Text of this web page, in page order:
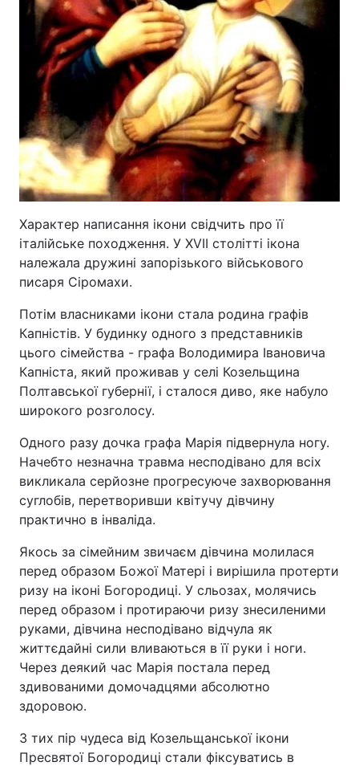
Характер написання ікони свідчить про її
італійське походження. У XVII столітті ікона
належала дружині запорізького військового
писаря Сіромахи.
Потім власниками ікони стала родина графів
Капністів. У будинку одного з представників
цього сімейства - графа Володимира Івановича
Капніста, який проживав у селі Козельщина
Полтавської губернії, і сталося диво, яке набуло
широкого розголосу.
Одного разу дочка графа Марія підвернула ногу.
Начебто незначна травма несподівано для всіх
викликала серйозне прогресуюче захворювання
суглобів, перетворивши квітучу дівчину
практично в інваліда.
Якось за сімейним звичаєм дівчина молилася
перед образом Божої Матері і вирішила протерти
ризу на іконі Богородиці. У сльозах, молячись
перед образом і протираючи ризу знесиленими
руками, дівчина несподівано відчула як
життєдайні сили вливаються в її руки і ноги.
Через деякий час Марія постала перед
здивованими домочадцями абсолютно
здоровою.
З тих пір чудеса від Козельщанської ікони
Пресвятої Богородиці стали фіксуватись в